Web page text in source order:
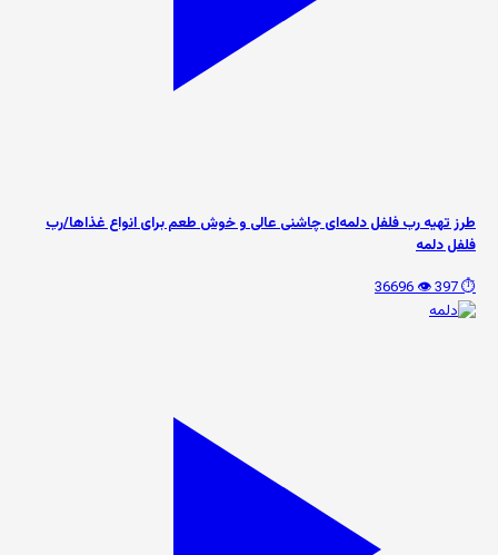
طرز تهیه رب فلفل دلمه‌ای چاشنی عالی و خوش طعم برای انواع غذاها/رب
فلفل دلمه
⏱️ 397
👁️ 36696